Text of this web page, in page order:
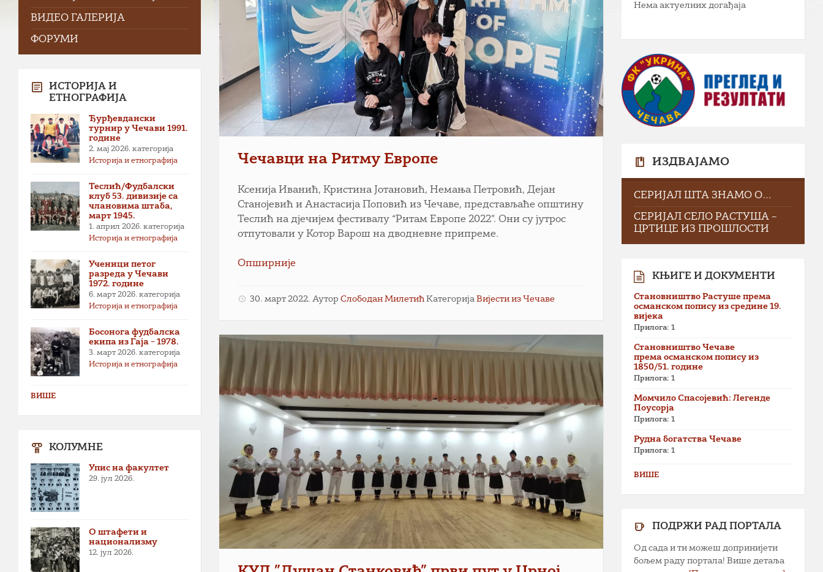
Чечавци на Ритму Европе
Ксенија Иванић, Кристина Јотановић, Немања Петровић, Дејан
Станојевић и Анастасија Поповић из Чечаве, представљаће општину
Теслић на дјечијем фестивалу “Ритам Европе 2022”. Они су јутрос
отпутовали у Котор Варош на дводневне припреме.
Опширније
30. март 2022. АуторСлободан Милетић КатегоријаВијести из Чечаве
ВИДЕО ГАЛЕРИЈА
ФОРУМИ
ИСТОРИЈА И
ЕТНОГРАФИЈА
Ђурђевдански
турнир у Чечави 1991.
године
2. мај 2026. категорија
Историја и етнографија
Теслић/Фудбалски
клуб 53. дивизије са
члановима штаба,
март 1945.
1. април 2026. категорија
Историја и етнографија
Ученици петог
разреда у Чечави
1972. године
6. март 2026. категорија
Историја и етнографија
Босонога фудбалска
екипа из Гаја – 1978.
3. март 2026. категорија
Историја и етнографија
ВИШЕ
КОЛУМНЕ
Упис на факултет
29. јул 2026.
О штафети и
национализму
12. јул 2026.
Нема актуелних догађаја
ИЗДВАЈАМО
СЕРИЈАЛ ШТА ЗНАМО О…
СЕРИЈАЛ СЕЛО РАСТУША –
ЦРТИЦЕ ИЗ ПРОШЛОСТИ
КЊИГЕ И ДОКУМЕНТИ
Становништво Растуше према
османском попису из средине 19.
вијека
Прилога: 1
Становништво Чечаве
према османском попису из
1850/51. године
Прилога: 1
Момчило Спасојевић: Легенде
Поусорја
Прилога: 1
Рудна богатства Чечаве
Прилога: 1
ВИШЕ
ПОДРЖИ РАД ПОРТАЛА
Од сада и ти можеш допринијети
бољем раду портала! Више детаља